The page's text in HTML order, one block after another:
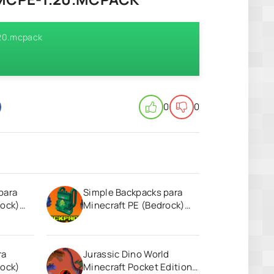
0 0
Simple Backpacks para
Minecraft PE (Bedrock)
Jurassic Dino World
Minecraft Pocket Edition